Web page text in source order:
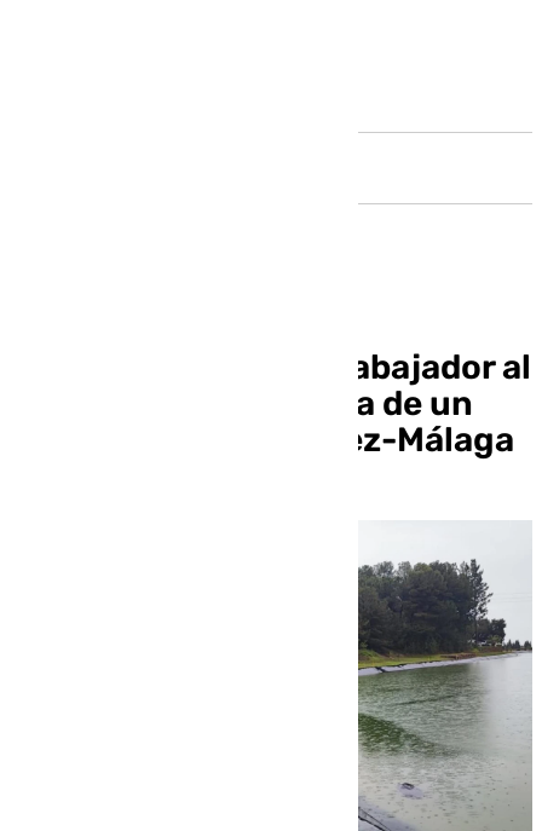
Muere ahogado un trabajador al
caer a la balsa de agua de un
campo de golf en Vélez-Málaga